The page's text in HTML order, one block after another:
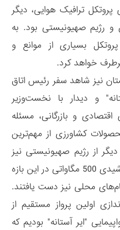
ترافیک هوایی، دیگر
و رژیم صهیونیستی بود. به
بسیاری از موانع و
خواهد کرد.
نیز شاهد سفر رئیس اتاق
و دیدار با نخست‌وزیر
و بازرگانی، مسئله
کشاورزی از مهم‌ترین
از رژیم صهیونیستی نیز
برای سرمایه‌گذاری در یک نیروگاه خورشیدی 500 مگاواتی در این بازه
محلی نیز دست یافتند.
اولین پرواز مستقیم از
"ایر آستانه" بودیم که